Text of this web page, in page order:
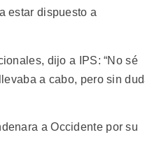
estar dispuesto a
dijo a IPS: “No sé
a cabo, pero sin
a Occidente por su